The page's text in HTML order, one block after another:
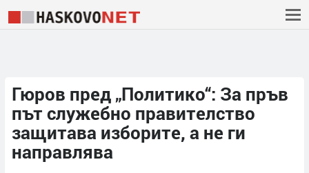
Гюров пред „Политико“: За пръв
път служебно правителство
защитава изборите, а не ги
направлява